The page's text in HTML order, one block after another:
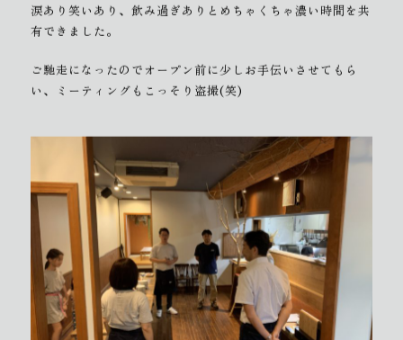
涙あり笑いあり、飲み過ぎありとめちゃくちゃ濃い時間を共
有できました。
ご馳走になったのでオープン前に少しお手伝いさせてもら
い、ミーティングもこっそり盗撮(笑)